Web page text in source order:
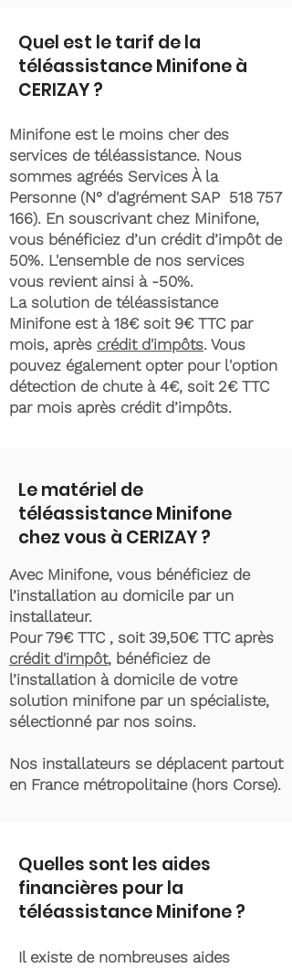
Quel est le tarif de la
téléassistance Minifone à
CERIZAY ?
Minifone est le moins cher des
services de téléassistance. Nous
sommes agréés Services À la
Personne (N° d'agrément SAP 518 757
166). En souscrivant chez Minifone,
vous bénéficiez d’un crédit d’impôt de
50%. L'ensemble de nos services
vous revient ainsi à -50%.
La solution de téléassistance
Minifone est à 18€ soit 9€ TTC par
mois, après crédit d'impôts. Vous
pouvez également opter pour l'option
détection de chute à 4€, soit 2€ TTC
par mois après crédit d’impôts.
Le matériel de
téléassistance Minifone
chez vous à CERIZAY ?
Avec Minifone, vous bénéficiez de
l’installation au domicile par un
installateur.
Pour 79€ TTC , soit 39,50€ TTC après
crédit d'impôt, bénéficiez de
l’installation à domicile de votre
solution minifone par un spécialiste,
sélectionné par nos soins.
Nos installateurs se déplacent partout
en France métropolitaine (hors Corse).
Quelles sont les aides
financières pour la
téléassistance Minifone ?
Il existe de nombreuses aides